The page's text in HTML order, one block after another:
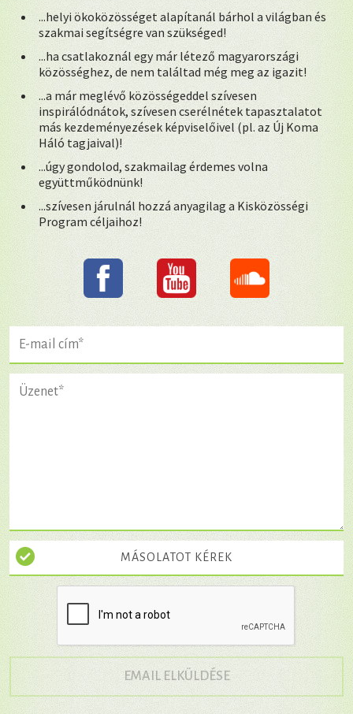
...helyi ökoközösséget alapítanál bárhol a világban és
szakmai segítségre van szükséged!
...ha csatlakoznál egy már létező magyarországi
közösséghez, de nem találtad még meg az igazit!
...a már meglévő közösségeddel szívesen
inspirálódnátok, szívesen cserélnétek tapasztalatot
más kezdeményezések képviselőivel (pl. az Új Koma
Háló tagjaival)!
...úgy gondolod, szakmailag érdemes volna
együttműködnünk!
...szívesen járulnál hozzá anyagilag a Kisközösségi
Program céljaihoz!
MÁSOLATOT KÉREK
EMAIL ELKÜLDÉSE→